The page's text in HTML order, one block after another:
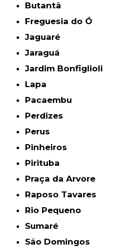
Butantã
Freguesia do Ó
Jaguaré
Jaraguá
Jardim Bonfiglioli
Lapa
Pacaembu
Perdizes
Perus
Pinheiros
Pirituba
Praça da Arvore
Raposo Tavares
Rio Pequeno
Sumaré
São Domingos